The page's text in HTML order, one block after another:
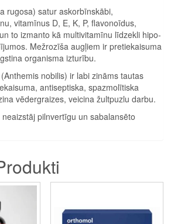
rugosa) satur askorbīnskābi,
vitamīnus D, E, K, P, flavonoīdus,
to izmanto kā multivitamīnu līdzekli hipo-
Mežrozīša augļiem ir pretiekaisuma
organisma izturību.
nobilis) ir labi zināms tautas
antiseptiska, spazmolītiska
vēdergraizes, veicina žultpuzlu darbu.
pilnvertīgu un sabalansēto